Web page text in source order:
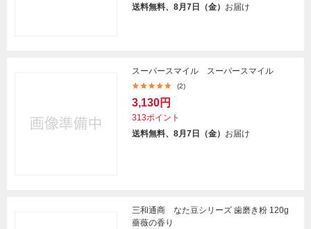
送料無料、8月7日（金） お届け
スーパースマイル スーパースマイル
(2)
3,130円
313ポイント
送料無料、8月7日（金） お届け
三和通商 なた豆シリーズ 歯磨き粉 120g
薔薇の香り